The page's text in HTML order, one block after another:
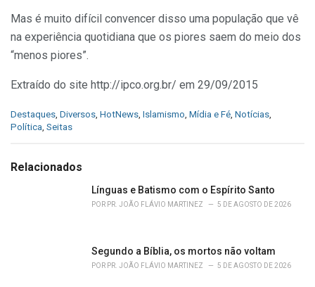
Mas é muito difícil convencer disso uma população que vê
na experiência quotidiana que os piores saem do meio dos
“menos piores”.
Extraído do site http://ipco.org.br/ em 29/09/2015
C
a
g
Destaques Diversos HotNews Islamismo Mídia e Fé Notícias
Política Seitas
Relacionados
Línguas e Batismo com o Espírito Santo
POR PR. JOÃO FLÁVIO MARTINEZ 5 DE AGOSTO DE 2026
Segundo a Bíblia, os mortos não voltam
POR PR. JOÃO FLÁVIO MARTINEZ 5 DE AGOSTO DE 2026